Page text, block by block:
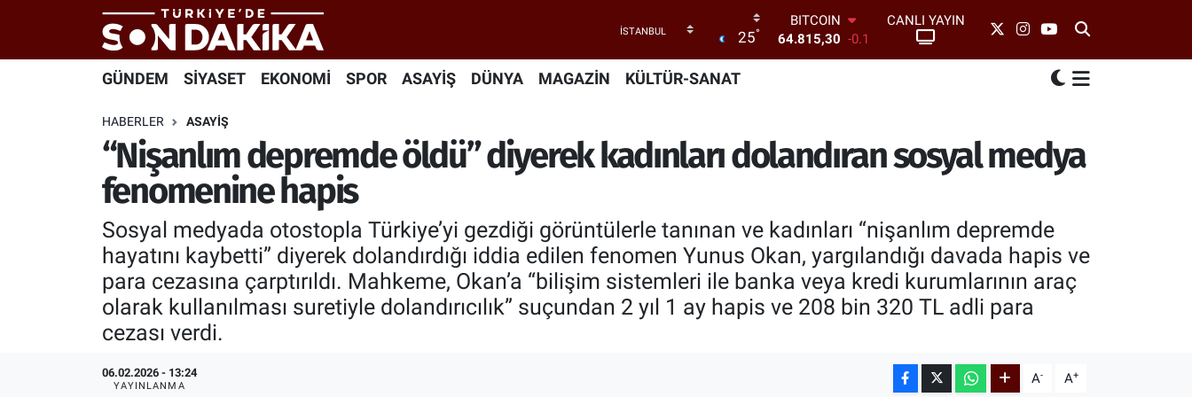
25°
BITCOIN
64.815,30 -0.1
DOLAR
64,4811
0.38
GRAM ALTIN
13.779 -14
CANLI YAYIN
GÜNDEM SİYASET EKONOMİ SPOR ASAYİŞ DÜNYA MAGAZİN KÜLTÜR-SANAT
HABERLER ASAYİŞ
“Nişanlım depremde öldü” diyerek kadınları dolandıran sosyal medya
fenomenine hapis
Sosyal medyada otostopla Türkiye’yi gezdiği görüntülerle tanınan ve kadınları “nişanlım depremde
hayatını kaybetti” diyerek dolandırdığı iddia edilen fenomen Yunus Okan, yargılandığı davada hapis ve
para cezasına çarptırıldı. Mahkeme, Okan’a “bilişim sistemleri ile banka veya kredi kurumlarının araç
olarak kullanılması suretiyle dolandırıcılık” suçundan 2 yıl 1 ay hapis ve 208 bin 320 TL adli para
cezası verdi.
06.02.2026 - 13:24
YAYINLANMA A- A+
Hava Durumu
Trafik Durumu
Süper Lig Puan Durumu ve Fikstür
Tüm Manşetler
Son Dakika Haberleri
Haber Arşivi